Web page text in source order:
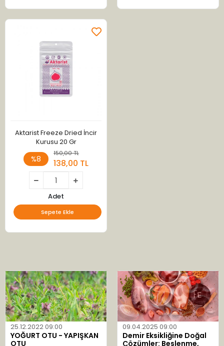
Aktarist Freeze Dried İncir
Kurusu 20 Gr
%8
150,00 TL
138,00 TL
Adet
Sepete Ekle
25.12.2022 09:00
YOĞURT OTU - YAPIŞKAN
OTU
09.04.2025 09:00
Demir Eksikliğine Doğal
Çözümler: Beslenme,